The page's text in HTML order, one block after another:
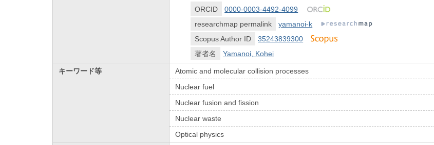
ORCID
0000-0003-4492-4099
researchmap permalink
yamanoi-k
Scopus Author ID
35243839300
著者名
Yamanoi, Kohei
キーワード等
Atomic and molecular collision processes
Nuclear fuel
Nuclear fusion and fission
Nuclear waste
Optical physics